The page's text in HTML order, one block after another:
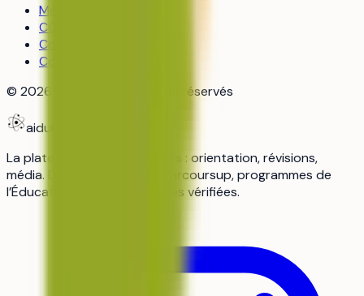
Mentions légales
CGU
Confidentialité
Cookies
© 2026 aiduka — tous droits réservés
aiduka
La plateforme n°1 des lycéens : orientation, révisions,
média. Données officielles Parcoursup, programmes de
l’Éducation nationale, sources vérifiées.